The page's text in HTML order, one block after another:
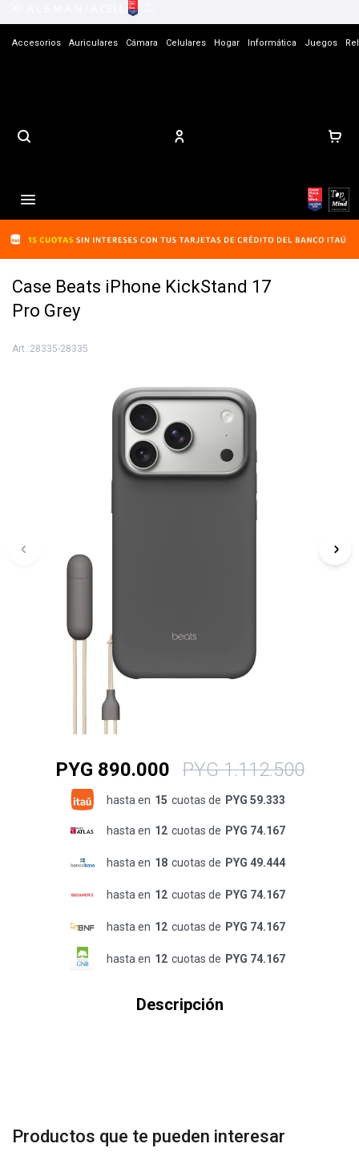
Accesorios Auriculares Cámara Celulares Hogar Informática Juegos

Case Beats iPhone KickStand 17
Pro Grey
28335-28335
PYG 890.000 PYG 1.112.500
hasta en 15 cuotas de PYG 59.333
hasta en 12 cuotas de PYG 74.167
hasta en 18 cuotas de PYG 49.444
hasta en 12 cuotas de PYG 74.167
hasta en 12 cuotas de PYG 74.167
hasta en 12 cuotas de PYG 74.167
Descripción
Productos que te pueden interesar